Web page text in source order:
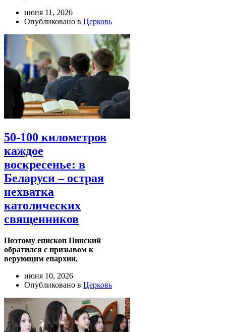
июня 11, 2026
Опубликовано в Церковь
50-100 километров
каждое
воскресенье: в
Беларуси – острая
нехватка
католических
священников
Поэтому епископ Пинский
обратился с призывом к
верующим епархии.
июня 10, 2026
Опубликовано в Церковь